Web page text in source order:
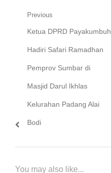
Navigasi
pos
Previous
Previous
post:
Ketua DPRD Payakumbuh
Hadiri Safari Ramadhan
Pemprov Sumbar di
Masjid Darul Ikhlas
Kelurahan Padang Alai
Bodi
You may also like...